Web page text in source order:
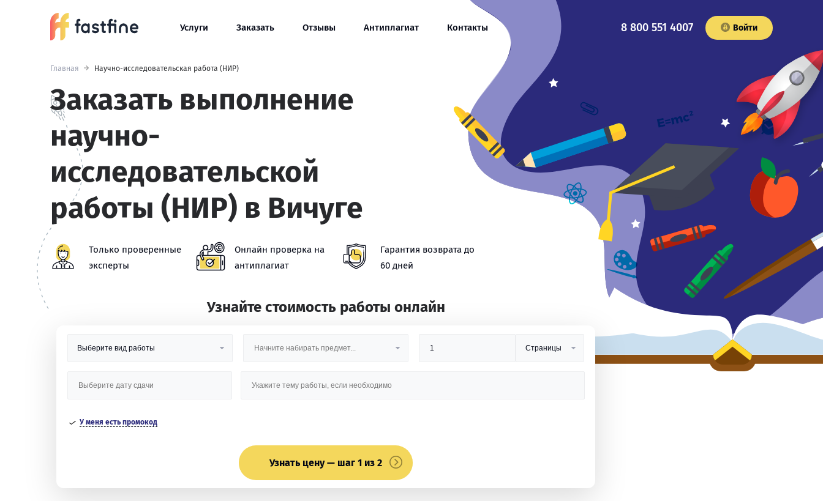
Услуги Заказать Отзывы Антиплагиат Контакты 8 800 551 4007 Войти
Главная Научно-исследовательская работа (НИР)
Заказать выполнение
научно-
исследовательской
работы (НИР) в Вичуге
Только проверенные
эксперты
Онлайн проверка на
антиплагиат
Гарантия возврата до
60 дней
Узнайте стоимость работы онлайн
У меня есть промокод
Узнать цену — шаг 1 из 2